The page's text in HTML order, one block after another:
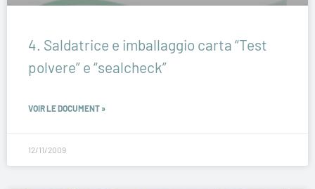
4. Saldatrice e imballaggio carta “Test
polvere” e “sealcheck”
VOIR LE DOCUMENT »
12/11/2009